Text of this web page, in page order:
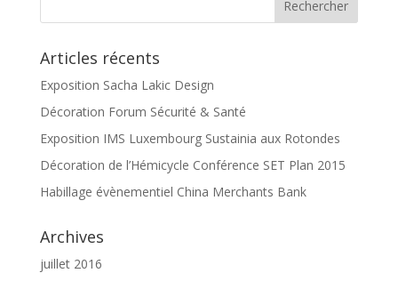
Articles récents
Exposition Sacha Lakic Design
Décoration Forum Sécurité & Santé
Exposition IMS Luxembourg Sustainia aux Rotondes
Décoration de l’Hémicycle Conférence SET Plan 2015
Habillage évènementiel China Merchants Bank
Archives
juillet 2016